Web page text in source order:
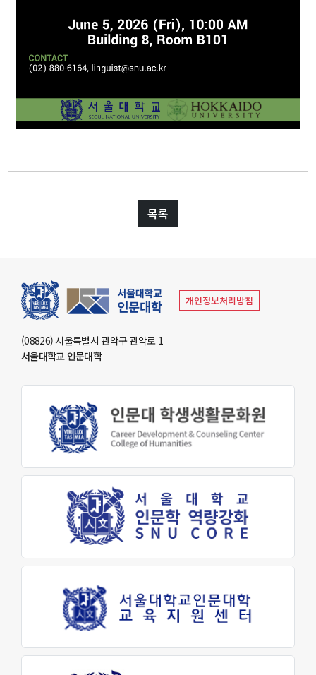
목록
개인정보처리방침
(08826) 서울특별시 관악구 관악로 1
서울대학교 인문대학
부속기관
동아문화연구소
영문화권연구소
독일어문화권연구소
예술문화연구소
인문정보연구소
중국어문학연구소
문화유산연구소
중앙유라시아연구소
중세르네상스연구소
서양고전학연구소
미국학연구소
철학사상연구소
국제화지원센터
교육지원센터
인문소극장
최고지도자 인문학과정
대학생활
학사안내
학생지원
학생활동
학생회